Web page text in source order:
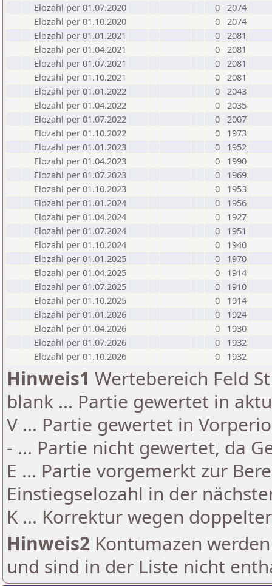
Elozahl per 01.07.2020
0 2074
Elozahl per 01.10.2020
0 2074
Elozahl per 01.01.2021
0 2081
Elozahl per 01.04.2021
0 2081
Elozahl per 01.07.2021
0 2081
Elozahl per 01.10.2021
0 2081
Elozahl per 01.01.2022
0 2043
Elozahl per 01.04.2022
0 2035
Elozahl per 01.07.2022
0 2007
Elozahl per 01.10.2022
0
1973
Elozahl per 01.01.2023
0
1952
Elozahl per 01.04.2023
0
1990
Elozahl per 01.07.2023
0
1969
Elozahl per 01.10.2023
0
1953
Elozahl per 01.01.2024
0
1956
Elozahl per 01.04.2024
0
1927
Elozahl per 01.07.2024
0
1951
Elozahl per 01.10.2024
0
1940
Elozahl per 01.01.2025
0
1970
Elozahl per 01.04.2025
0
1914
Elozahl per 01.07.2025
0
1910
Elozahl per 01.10.2025
0
1914
Elozahl per 01.01.2026
0
1924
Elozahl per 01.04.2026
0
1930
Elozahl per 01.07.2026
0
1932
Elozahl per 01.10.2026
0 1932
Hinweis1 Wertebereich Feld
blank ... Partie gewertet in
V ... Partie gewertet in
- ... Partie nicht gewertet, da
E ... Partie vorgemerkt zur
Einstiegselozahl in der
K ... Korrektur wegen
Hinweis2 Kontumazen
und sind in der Liste nicht